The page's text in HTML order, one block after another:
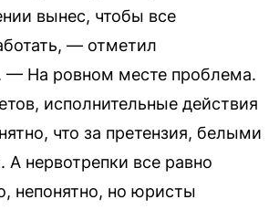
вынес, чтобы все
— отметил
— На ровном месте проблема.
исполнительные действия
что за претензия, белыми
А нервотрепки все равно
непонятно, но юристы